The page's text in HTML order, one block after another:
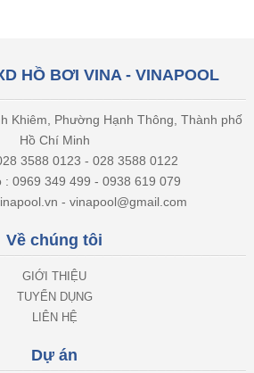
HỒ BƠI VINA - VINAPOOL
Khiêm, Phường Hạnh Thông, Thành phố
Hồ Chí Minh
3588 0123 - 028 3588 0122
: 0969 349 499 - 0938 619 079
- vinapool@gmail.com
Về chúng tôi
GIỚI THIỆU
TUYỂN DỤNG
LIÊN HỆ
Dự án